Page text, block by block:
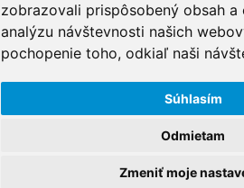
zobrazovali prispôsobený obsah a
analýzu návštevnosti našich
pochopenie toho, odkiaľ naši
Súhlasím
Odmietam
Zmeniť moje
dozvedieť viac?
kde nájdete všetko o nás na